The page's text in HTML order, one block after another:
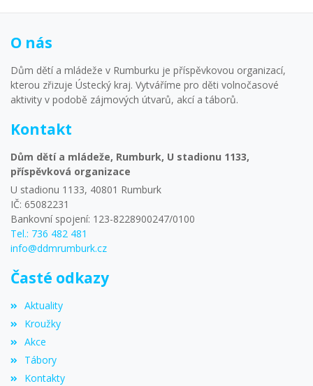
O nás
Dům dětí a mládeže v Rumburku je příspěvkovou organizací,
kterou zřizuje Ústecký kraj. Vytváříme pro děti volnočasové
aktivity v podobě zájmových útvarů, akcí a táborů.
Kontakt
Dům dětí a mládeže, Rumburk, U stadionu 1133,
příspěvková organizace
U stadionu 1133, 40801 Rumburk
IČ: 65082231
Bankovní spojení: 123-8228900247/0100
Tel.: 736 482 481
info@ddmrumburk.cz
Časté odkazy
Aktuality
Kroužky
Akce
Tábory
Kontakty